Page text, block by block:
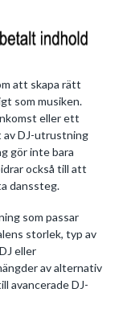
att skapa rätt
som musiken.
eller ett
av DJ-utrustning
gör inte bara
också till att
danssteg.
som passar
storlek, typ av
eller
av alternativ
avancerade DJ-